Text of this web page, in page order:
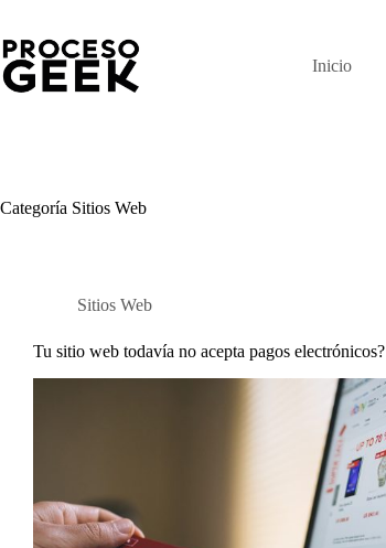
contenido
Inicio
Categoría Sitios Web
Sitios Web
Tu sitio web todavía no acepta pagos electrónicos?